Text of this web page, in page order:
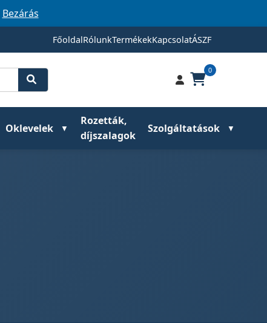
Bezárás
FőoldalRólunkTermékekKapcsolatÁSZF
0
Oklevelek
Rozetták,
díjszalagok
Szolgáltatások